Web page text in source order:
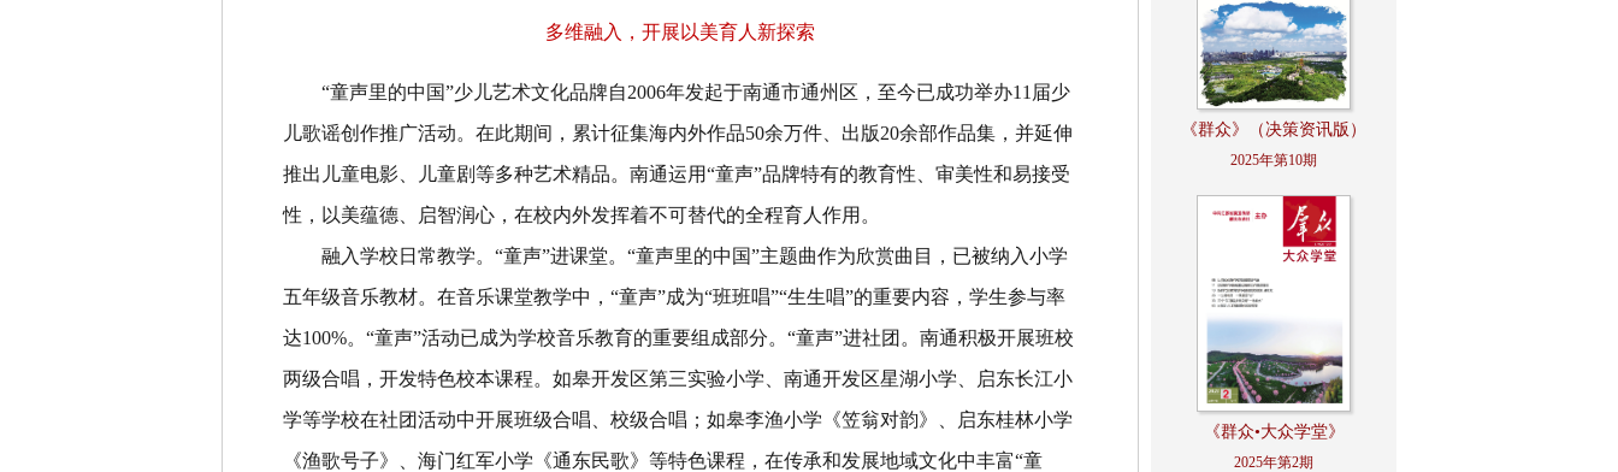
多维融入，开展以美育人新探索
“童声里的中国”少儿艺术文化品牌自2006年发起于南通市通州区，至今已成功举办11 届少
儿歌谣创作推广活动。在此期间，累计征集海内外作品50余万件、出版20余部作品集，并延伸
推出儿童电影、儿童剧等多种艺术精品。南通运用“童声”品牌特有的教育性、审美性和易接受
性，以美蕴德、启智润心，在校内外发挥着不可替代的全程育人作用。
融入学校日常教学。 “童声”进课堂。 “童声里的中国”主题曲作为欣赏曲目，已被纳入小学
五年级音乐教材。在音乐课堂教学中， “童声”成为“班班唱”“生生唱”的重要内容，学生参与率
达100%。 “童声”活动已成为学校音乐教育的重要组成部分。 “童声”进社团。南通积极开展班校
两级合唱，开发特色校本课程。如皋开发区第三实验小学、南通开发区星湖小学、启东长江小
学等学校在社团活动中开展班级合唱、校级合唱；如皋李渔小学《笠翁对韵》、启东桂林小学
《渔歌号子》、海门红军小学《通东民歌》等特色课程，在传承和发展地域文化中丰富“童
《群众》（决策资讯版）
2025年第10期
《群众•大众学堂》
2025年第2期